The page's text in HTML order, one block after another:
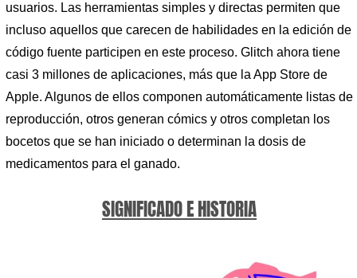
usuarios. Las herramientas simples y directas permiten que
incluso aquellos que carecen de habilidades en la edición de
código fuente participen en este proceso. Glitch ahora tiene
casi 3 millones de aplicaciones, más que la App Store de
Apple. Algunos de ellos componen automáticamente listas de
reproducción, otros generan cómics y otros completan los
bocetos que se han iniciado o determinan la dosis de
medicamentos para el ganado.
SIGNIFICADO E HISTORIA